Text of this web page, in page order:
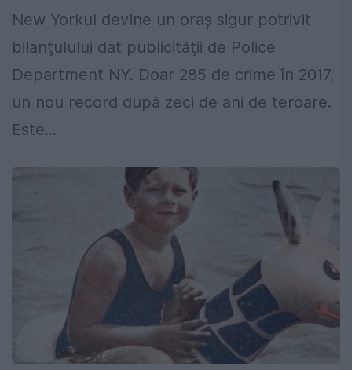
New Yorkul devine un oraş sigur potrivit
bilanţulului dat publicităţii de Police
Department NY. Doar 285 de crime în 2017,
un nou record după zeci de ani de teroare.
Este...